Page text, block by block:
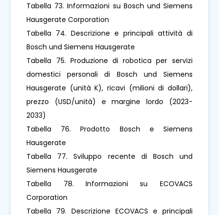
Tabella 73. Informazioni su Bosch und Siemens
Hausgerate Corporation
Tabella 74. Descrizione e principali attività di
Bosch und Siemens Hausgerate
Tabella 75. Produzione di robotica per servizi
domestici personali di Bosch und Siemens
Hausgerate (unità K), ricavi (milioni di dollari),
prezzo (USD/unità) e margine lordo (2023-
2033)
Tabella 76. Prodotto Bosch e Siemens
Hausgerate
Tabella 77. Sviluppo recente di Bosch und
Siemens Hausgerate
Tabella 78. Informazioni su ECOVACS
Corporation
Tabella 79. Descrizione ECOVACS e principali